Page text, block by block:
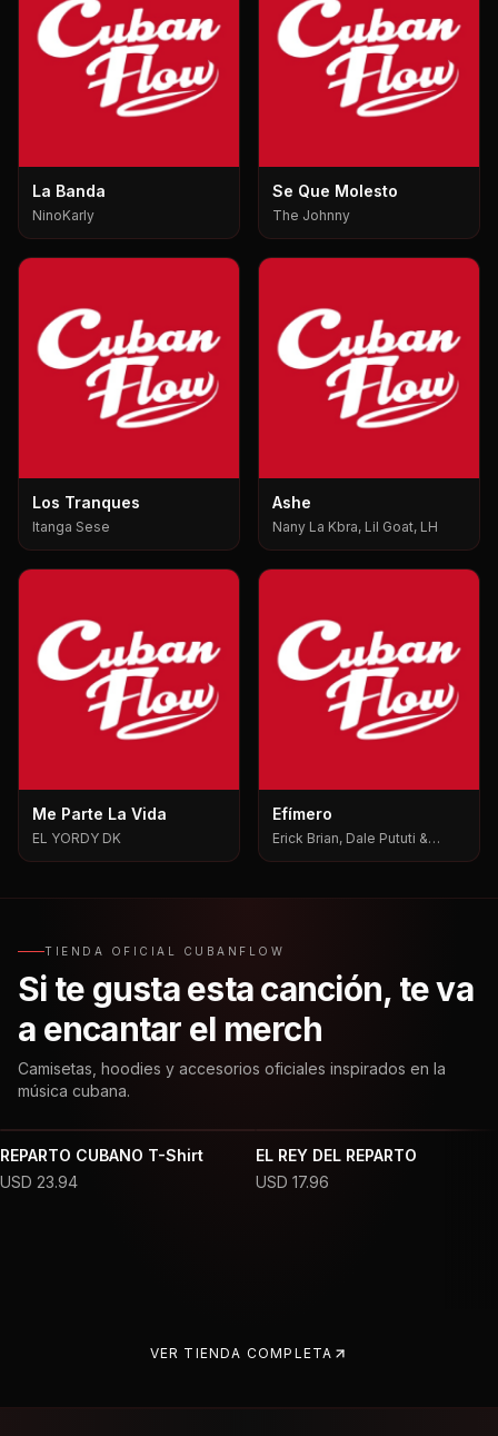
La Banda
NinoKarly
Se Que Molesto
The Johnny
Los Tranques
Itanga Sese
Ashe
Nany La Kbra, Lil Goat, LH
Me Parte La Vida
EL YORDY DK
Efímero
Erick Brian, Dale Pututi &
TIENDA OFICIAL CUBANFLOW
Si te gusta esta canción, te va
a encantar el merch
Camisetas, hoodies y accesorios oficiales inspirados en la
música cubana.
REPARTO CUBANO T-Shirt
USD 23.94
EL REY DEL REPARTO
USD 17.96
VER TIENDA COMPLETA